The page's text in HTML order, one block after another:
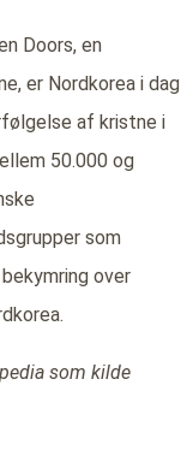
Doors, en
er Nordkorea i dag
af kristne i
50.000 og
som
over
som kilde